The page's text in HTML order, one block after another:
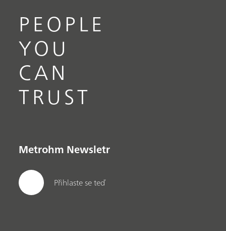
PEOPLE
YOU
CAN
TRUST
Metrohm Newsletr
Přihlaste se teď